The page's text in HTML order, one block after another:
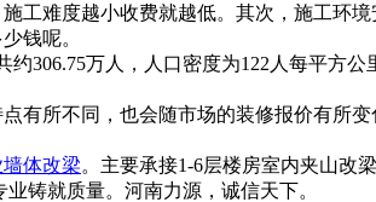
工难度越小收费就越低。其次，施工环
钱呢。
306.75万人，人口密度为122人每平方
有所不同，也会随市场的装修报价有所
体改梁。主要承接1-6层楼房室内夹山改
铸就质量。河南力源，诚信天下。